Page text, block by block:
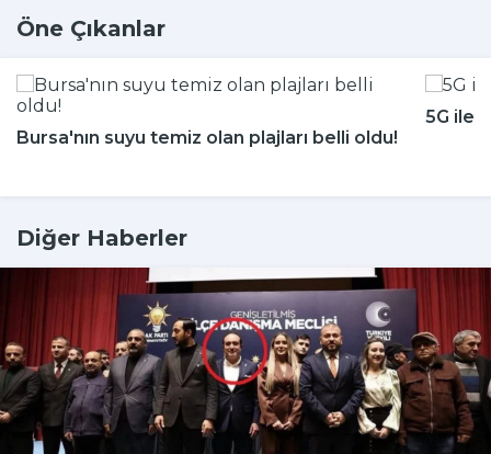
Öne Çıkanlar
Bursa'nın suyu temiz olan plajları belli oldu!
5G ile
Diğer Haberler